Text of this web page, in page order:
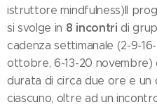
istruttore mindfulness)Il
si svolge in 8 incontri di
cadenza settimanale (2-9-
ottobre, 6-13-20 novembre)
durata di circa due ore e un
ciascuno, oltre ad un